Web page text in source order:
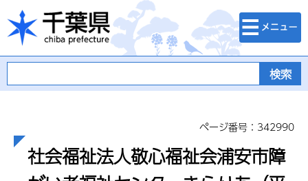
千葉県
検索・メニュ
ー
ページ番号：342990
社会福祉法人敬心福祉会浦安市障